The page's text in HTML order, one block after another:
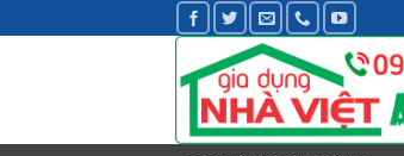
qua